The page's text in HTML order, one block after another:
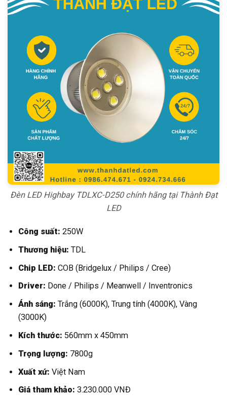
Đèn LED Highbay TDLXC-D250 chính hãng tại Thành Đạt
LED
Công suất: 250W
Thương hiệu: TDL
Chip LED: COB (Bridgelux / Philips / Cree)
Driver: Done / Philips / Meanwell / Inventronics
Ánh sáng: Trắng (6000K), Trung tính (4000K), Vàng
(3000K)
Kích thước: 560mm x 450mm
Trọng lượng: 7800g
Xuất xứ: Việt Nam
Giá tham khảo: 3.230.000 VNĐ